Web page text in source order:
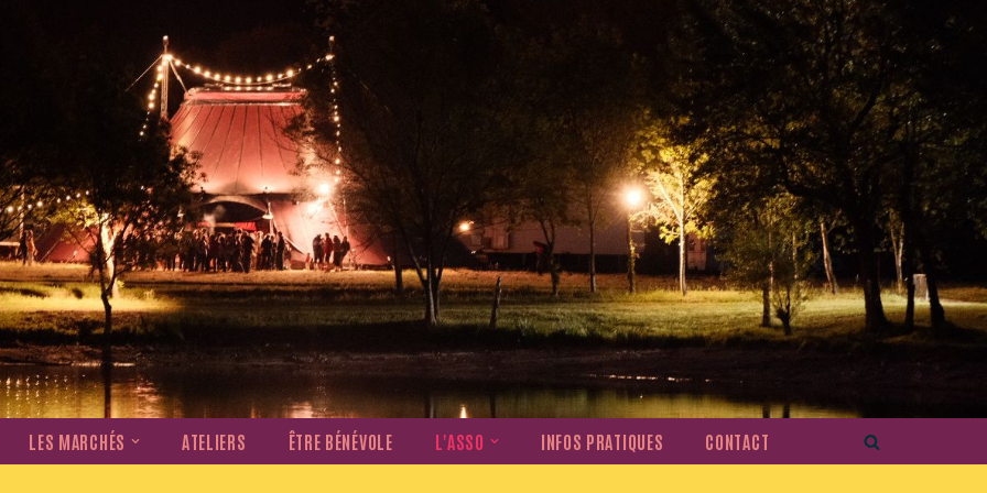
LES MARCHÉS ATELIERS ÊTRE BÉNÉVOLE L'ASSO INFOS PRATIQUES CONTACT